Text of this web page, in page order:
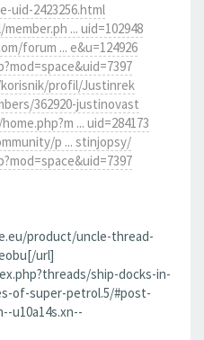
uid-2423256.html
... uid=102948
forum ... e&u=124926
profil/Justinrek
362920-justinovast
... uid=284173
p ... stinjopsy/
product/uncle-thread-
url]
ship-docks-in-
of-super-petrol.5/#post-
u10a14s.xn--